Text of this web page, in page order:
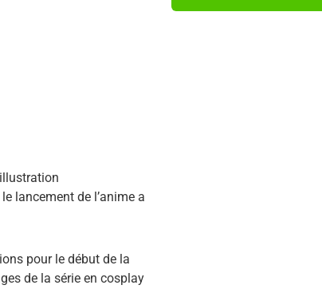
lancement de l’anime a
pour le début de la
de la série en cosplay